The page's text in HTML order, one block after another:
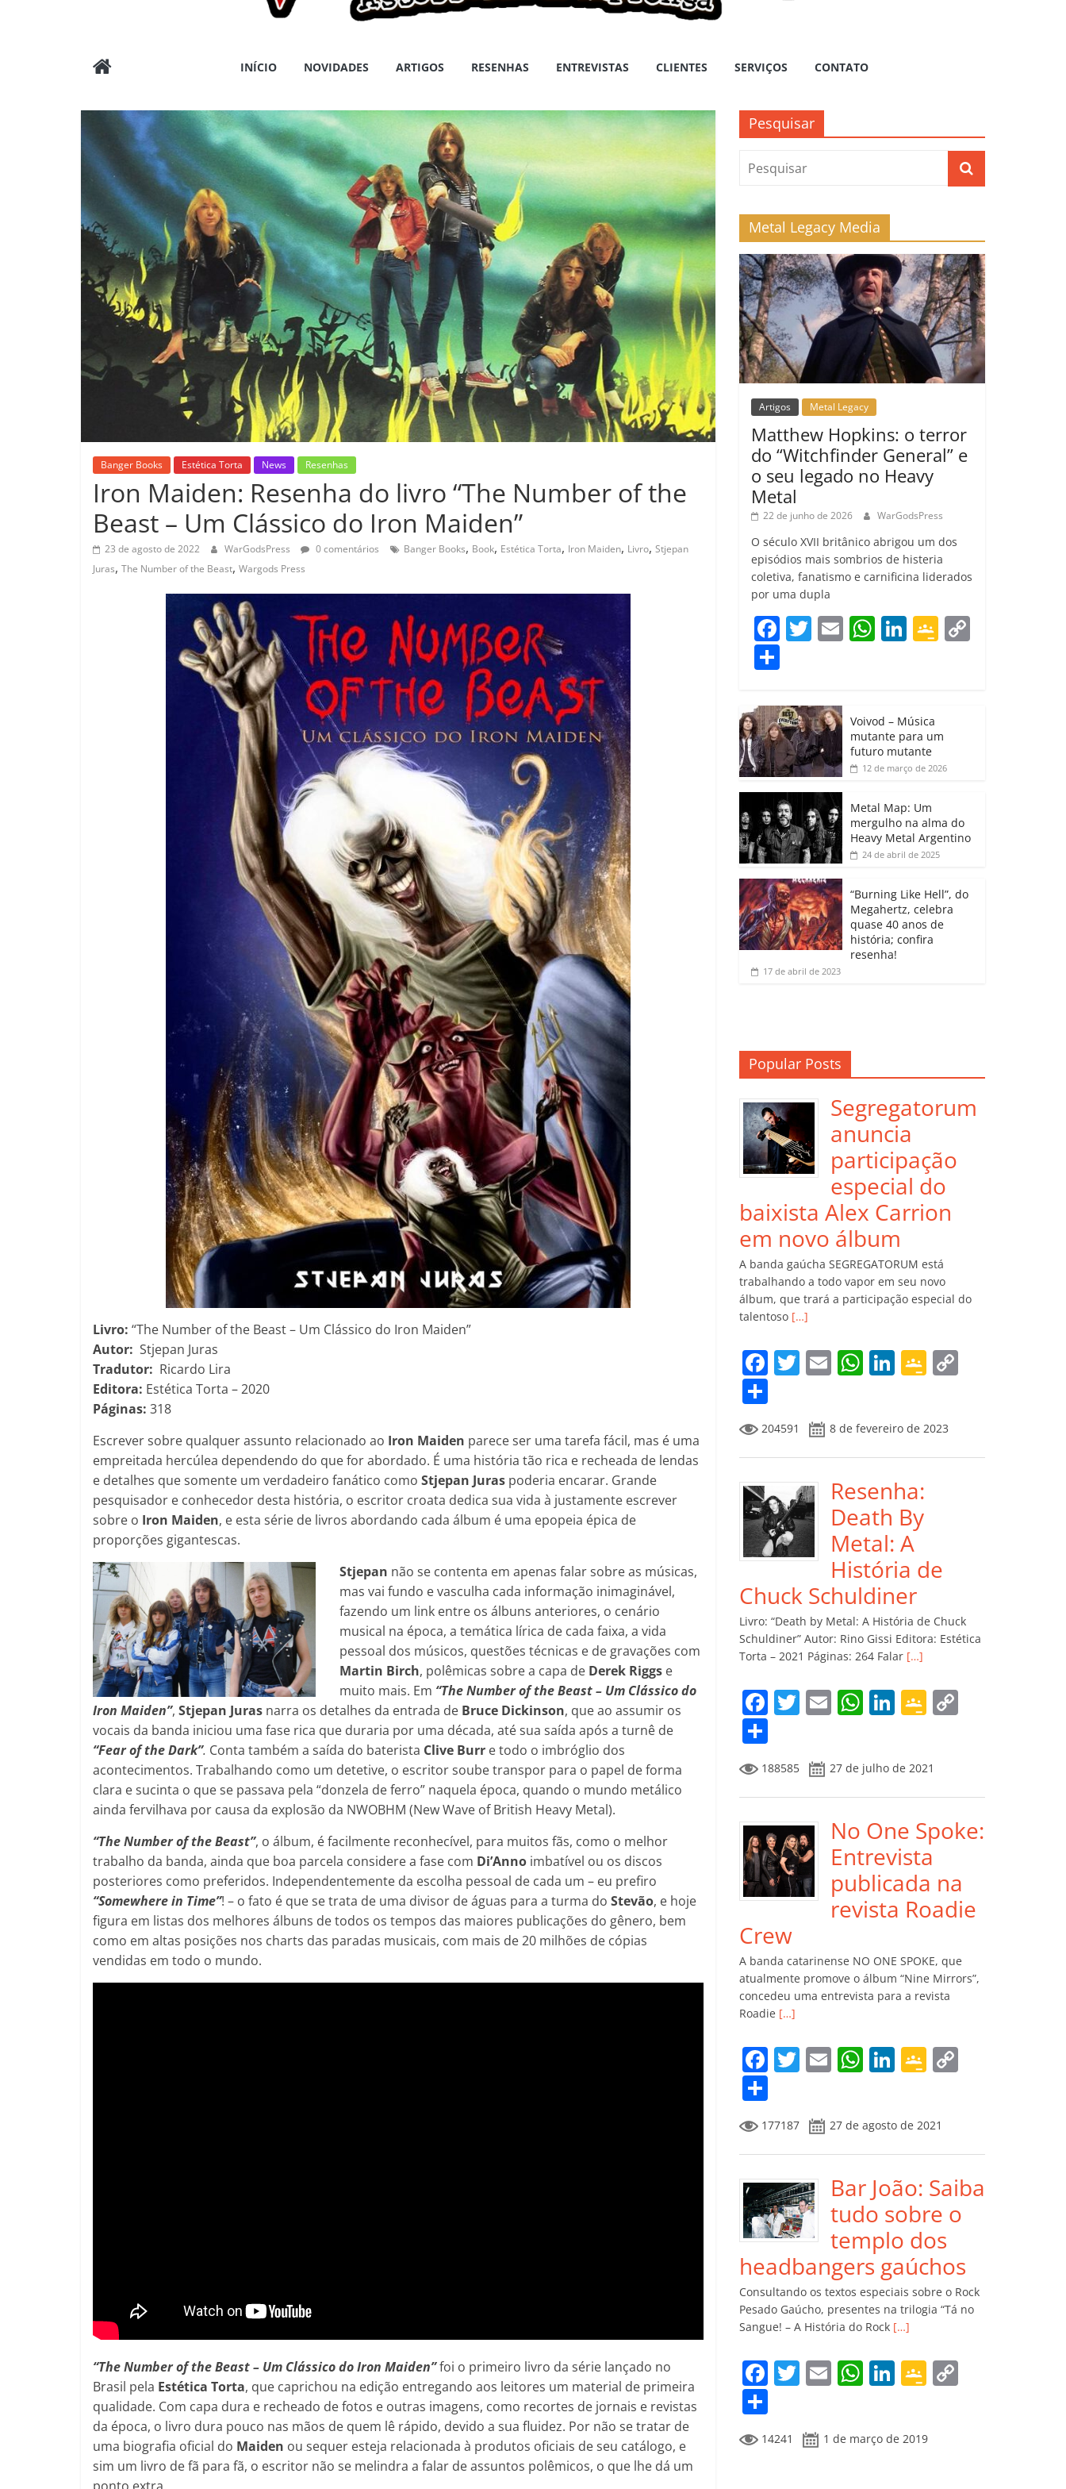
Wargods
Press
Assessoria
Conteúdos
INÍCIO NOVIDADES ARTIGOS RESENHAS ENTREVISTAS CLIENTES SERVIÇOS CONTATO
Banger Books Estética Torta News Resenhas
Iron Maiden: Resenha do livro “The Number of the
Beast – Um Clássico do Iron Maiden”
23 de agosto de 2022 WarGodsPress 0 comentários Banger Books, Book, Estética Torta, Iron Maiden, Livro, Stjepan
Juras, The Number of the Beast, Wargods Press
Livro: “The Number of the Beast – Um Clássico do Iron Maiden”
Autor: Stjepan Juras
Tradutor: Ricardo Lira
Editora: Estética Torta – 2020
Páginas: 318
Escrever sobre qualquer assunto relacionado ao Iron Maiden parece ser uma tarefa fácil, mas é uma
empreitada hercúlea dependendo do que for abordado. É uma história tão rica e recheada de lendas
e detalhes que somente um verdadeiro fanático como Stjepan Juras poderia encarar. Grande
pesquisador e conhecedor desta história, o escritor croata dedica sua vida à justamente escrever
sobre o Iron Maiden, e esta série de livros abordando cada álbum é uma epopeia épica de
proporções gigantescas.
Stjepan não se contenta em apenas falar sobre as músicas,
mas vai fundo e vasculha cada informação inimaginável,
fazendo um link entre os álbuns anteriores, o cenário
musical na época, a temática lírica de cada faixa, a vida
pessoal dos músicos, questões técnicas e de gravações com
Martin Birch, polêmicas sobre a capa de Derek Riggs e
muito mais. Em “The Number of the Beast – Um Clássico do
Iron Maiden”, Stjepan Juras narra os detalhes da entrada de Bruce Dickinson, que ao assumir os
vocais da banda iniciou uma fase rica que duraria por uma década, até sua saída após a turnê de
“Fear of the Dark”. Conta também a saída do baterista Clive Burr e todo o imbróglio dos
acontecimentos. Trabalhando como um detetive, o escritor soube transpor para o papel de forma
clara e sucinta o que se passava pela “donzela de ferro” naquela época, quando o mundo metálico
ainda fervilhava por causa da explosão da NWOBHM (New Wave of British Heavy Metal).
“The Number of the Beast”, o álbum, é facilmente reconhecível, para muitos fãs, como o melhor
trabalho da banda, ainda que boa parcela considere a fase com Di’Anno imbatível ou os discos
posteriores como preferidos. Independentemente da escolha pessoal de cada um – eu prefiro
“Somewhere in Time”! – o fato é que se trata de uma divisor de águas para a turma do Stevão, e hoje
figura em listas dos melhores álbuns de todos os tempos das maiores publicações do gênero, bem
como em altas posições nos charts das paradas musicais, com mais de 20 milhões de cópias
vendidas em todo o mundo.
“The Number of the Beast – Um Clássico do Iron Maiden”foi o primeiro livro da série lançado no
Brasil pela Estética Torta, que caprichou na edição entregando aos leitores um material de primeira
qualidade. Com capa dura e recheado de fotos e outras imagens, como recortes de jornais e revistas
da época, o livro dura pouco nas mãos de quem lê rápido, devido a sua fluidez. Por não se tratar de
uma biografia oficial do Maiden ou sequer esteja relacionada à produtos oficiais de seu catálogo, e
sim um livro de fã para fã, o escritor não se melindra a falar de assuntos polêmicos, o que lhe dá um
Pesquisar
Metal Legacy Media
Artigos Metal Legacy
Matthew Hopkins: o terror
do “Witchfinder General” e
o seu legado no Heavy
Metal
22 de junho de 2026 WarGodsPress
O século XVII britânico abrigou um dos
episódios mais sombrios de histeria
coletiva, fanatismo e carnificina liderados
por uma dupla
F
e
b
o
o
k
T
er
E W
A
p
p
Li
dI
n
G
e
a
ro
o
m
m
p
ar
til
h
ar
Voivod – Música
mutante para um
futuro mutante
12 de março de 2026
Metal Map: Um
mergulho na alma do
Heavy Metal Argentino
24 de abril de 2025
“Burning Like Hell”, do
Megahertz, celebra
quase 40 anos de
história; confira
resenha!
17 de abril de 2023
Popular Posts
Segregatorum
anuncia
participação
especial do
baixista Alex Carrion
em novo álbum
A banda gaúcha SEGREGATORUM está
trabalhando a todo vapor em seu novo
álbum, que trará a participação especial do
talentoso […]
F
e
b
o
o
k
T
itt
er
E
l
W
s
A
p
p
Li
e
dI
n
G
gl
e
ro
m
Li
o
m
p
ar
til
h
ar
204591 8 de fevereiro de 2023
Resenha:
Death By
Metal: A
História de
Chuck Schuldiner
Livro: “Death by Metal: A História de Chuck
Schuldiner” Autor: Rino Gissi Editora: Estética
Torta – 2021 Páginas: 264 Falar […]
F
e
b
o
o
k
T
itt
er
E
l
W
s
A
p
p
Li
e
dI
n
G
gl
e
Cl
a
ss
ro
m
Li
n
o
m
p
ar
til
h
ar
188585 27 de julho de 2021
No One Spoke:
Entrevista
publicada na
revista Roadie
Crew
A banda catarinense NO ONE SPOKE, que
atualmente promove o álbum “Nine Mirrors”,
concedeu uma entrevista para a revista
Roadie […]
F
e
b
o
o
k
T
itt
er
E
l
W
s
A
p
p
Li
e
dI
n
G
gl
e
Cl
a
ss
ro
o
m
Li
n
k
o
m
p
ar
til
h
ar
177187 27 de agosto de 2021
Bar João: Saiba
tudo sobre o
templo dos
headbangers gaúchos
Consultando os textos especiais sobre o Rock
Pesado Gaúcho, presentes na trilogia “Tá no
Sangue! – A História do Rock […]
F
e
T
itt
er
E
l
W
s
Li
e
G
gl
o
m
14241 1 de março de 2019